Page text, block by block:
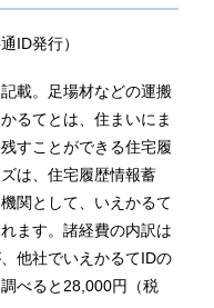
ID発行）
載。足場材などの運搬
るてとは、住まいにま
すことができる住宅履
は、住宅履歴情報蓄
関として、いえかるて
ます。諸経費の内訳は
他社でいえかるてIDの
べると28,000円（税